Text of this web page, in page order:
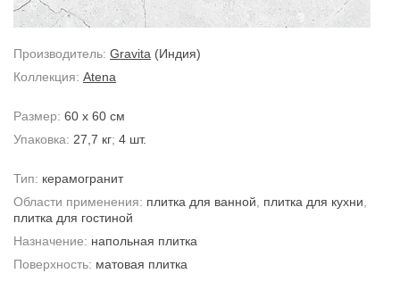
Производитель: Gravita (Индия)
Коллекция: Atena
Размер: 60 x 60 см
Упаковка: 27,7 кг; 4 шт.
Тип: керамогранит
Области применения: плитка для ванной плитка для кухни
плитка для гостиной
Назначение: напольная плитка
Поверхность: матовая плитка